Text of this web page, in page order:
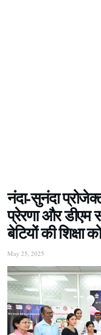
नंदा-सुनंदा
प्रेरणा और डीएम
बेटियों की शिक्षा
May 25, 2025